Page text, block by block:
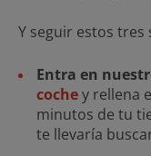
Y seguir estos tres
Entra en
cochey rellena
minutos de tu
te llevaría